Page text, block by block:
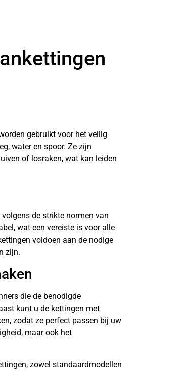
gebruikt voor het veilig
water en spoor. Ze zijn
of losraken, wat kan leiden
de strikte normen van
wat een vereiste is voor alle
voldoen aan de nodige
zijn.
die de benodigde
kunt u de kettingen met
zodat ze perfect passen bij uw
maar ook het
zowel standaardmodellen